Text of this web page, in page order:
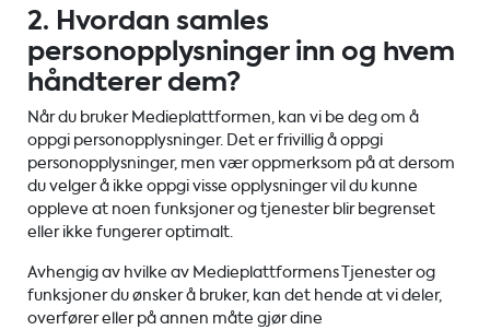
2. Hvordan samles
personopplysninger inn og hvem
håndterer dem?
Når du bruker Medieplattformen, kan vi be deg om å
oppgi personopplysninger. Det er frivillig å oppgi
personopplysninger, men vær oppmerksom på at dersom
du velger å ikke oppgi visse opplysninger vil du kunne
oppleve at noen funksjoner og tjenester blir begrenset
eller ikke fungerer optimalt.
Avhengig av hvilke av Medieplattformens Tjenester og
funksjoner du ønsker å bruker, kan det hende at vi deler,
overfører eller på annen måte gjør dine